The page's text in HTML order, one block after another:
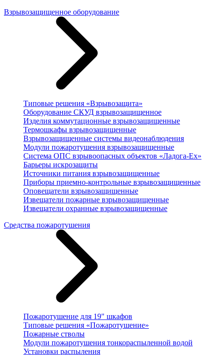
Взрывозащищенное оборудование
Типовые решения «Взрывозащита»
Оборудование СКУД взрывозащищенное
Изделия коммутационные взрывозащищенные
Термошкафы взрывозащищенные
Взрывозащищенные системы видеонаблюдения
Модули пожаротушения взрывозащищенные
Система ОПС взрывоопасных объектов «Ладога-Ex»
Барьеры искрозащиты
Источники питания взрывозащищенные
Приборы приемно-контрольные взрывозащищенные
Оповещатели взрывозащищенные
Извещатели пожарные взрывозащищенные
Извещатели охранные взрывозащищенные
Средства пожаротушения
Пожаротушение для 19" шкафов
Типовые решения «Пожаротушение»
Пожарные стволы
Модули пожаротушения тонкораспыленной водой
Установки распыления